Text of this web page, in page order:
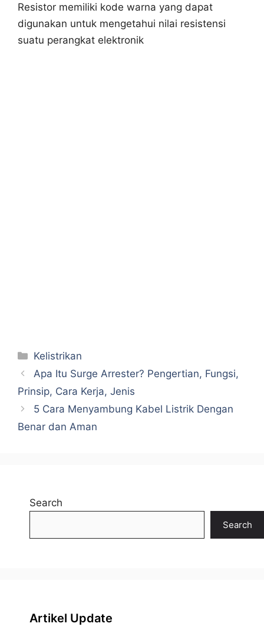
Resistor memiliki kode warna yang dapat
digunakan untuk mengetahui nilai resistensi
suatu perangkat elektronik
Categories
Kelistrikan
Apa Itu Surge Arrester? Pengertian, Fungsi,
Prinsip, Cara Kerja, Jenis
5 Cara Menyambung Kabel Listrik Dengan
Benar dan Aman
Search
Search
Artikel Update